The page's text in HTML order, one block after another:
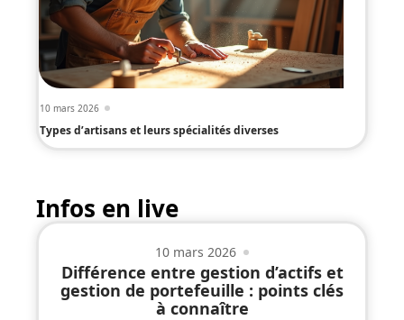
10 mars 2026
Types d’artisans et leurs spécialités diverses
Infos en live
10 mars 2026
Différence entre gestion d’actifs et
gestion de portefeuille : points clés
à connaître